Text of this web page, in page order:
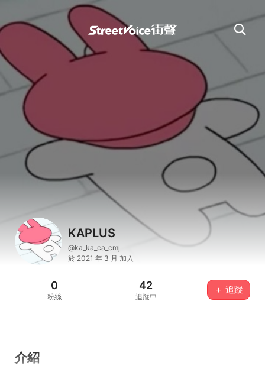
KAPLUS
@ka_ka_ca_cmj
於 2021 年 3 月 加入
0
粉絲
42
追蹤中
＋ 追蹤
介紹